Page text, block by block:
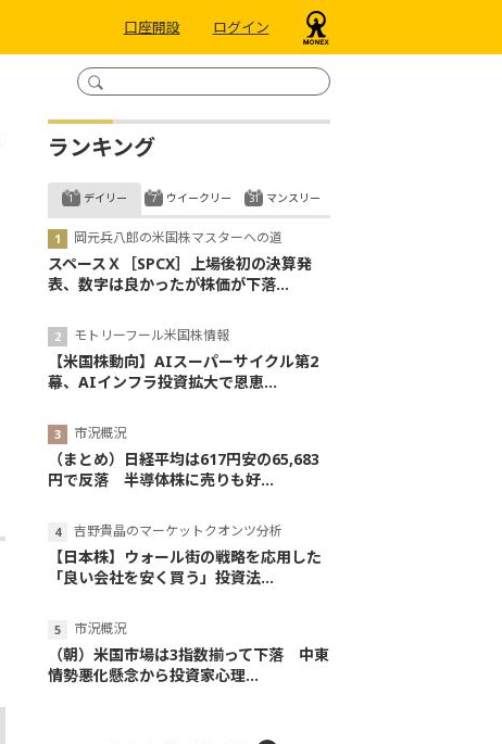
口座開設 ログイン
ランキング
デイリー
岡元兵八郎の米国株マスターへの道
スペースＸ［SPCX］上場後初の決算発
表、数字は良かったが株価が下落...
モトリーフール米国株情報
【米国株動向】AIスーパーサイクル第2
幕、AIインフラ投資拡大で恩恵...
市況概況
（まとめ）日経平均は617円安の65,683
円で反落 半導体株に売りも好...
吉野貴晶のマーケットクオンツ分析
【日本株】ウォール街の戦略を応用した
「良い会社を安く買う」投資法...
市況概況
（朝）米国市場は3指数揃って下落 中東
情勢悪化懸念から投資家心理...
ウイークリー マンスリー